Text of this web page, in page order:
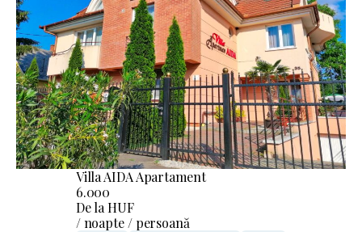
Villa AIDA Apartament
6.000
De la HUF
/ noapte / persoană